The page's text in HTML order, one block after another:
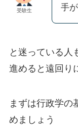
受験生
手
と迷っている人
進めると遠回り
まずは行政学の
めましょう